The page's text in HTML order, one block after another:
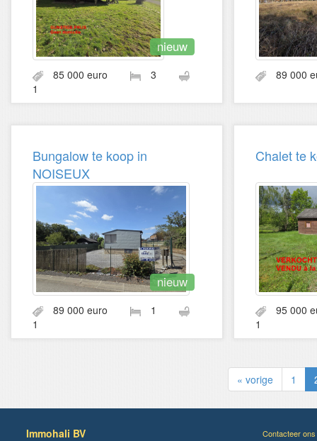
nieuw
85 000 euro
3
1
89 000
Bungalow te koop in
NOISEUX
nieuw
89 000 euro
1
1
Chalet te
95
1
« vorige 1
Immohali BV
Contacteer ons